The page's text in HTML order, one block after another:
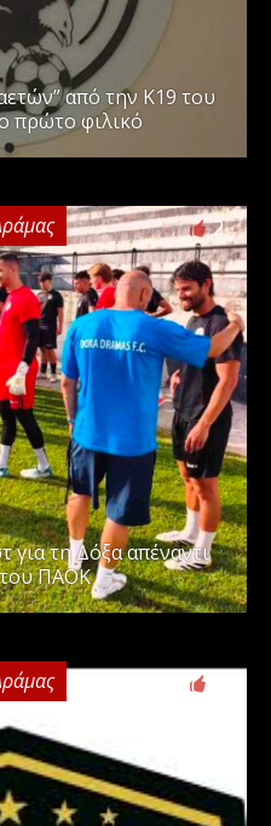
από την Κ19 του
πρώτο φιλικό
2
για τη Δόξα απέναντι
ΠΑΟΚ